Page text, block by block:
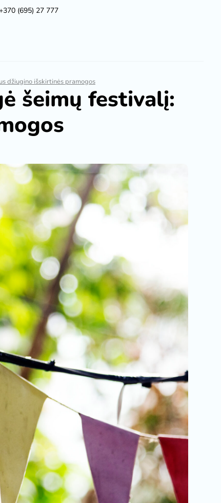
+370 (695) 27 777
džiugino išskirtinės pramogos
šeimų festivalį: